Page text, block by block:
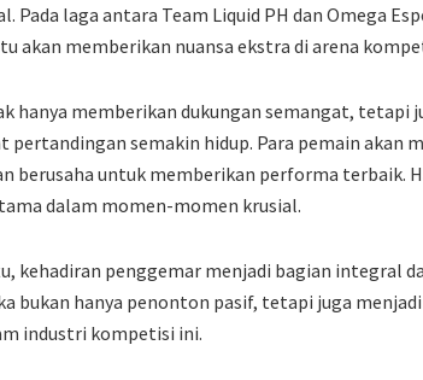
Pada laga antara Team Liquid PH dan Omega
akan memberikan nuansa ekstra di arena
hanya memberikan dukungan semangat, tetapi
pertandingan semakin hidup. Para pemain akan
berusaha untuk memberikan performa terbaik.
dalam momen-momen krusial.
kehadiran penggemar menjadi bagian integral
bukan hanya penonton pasif, tetapi juga
industri kompetisi ini.